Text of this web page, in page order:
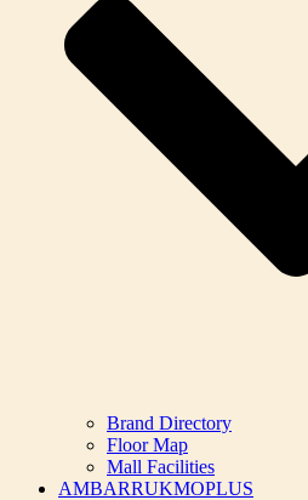
Brand Directory
Floor Map
Mall Facilities
AMBARRUKMOPLUS